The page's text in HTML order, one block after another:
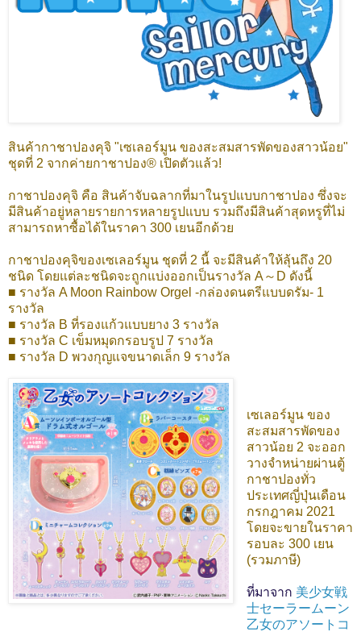
สินค้ากาชาปองคุจิ "เซเลอร์มูน ของสะสมสารพัดของสาวน้อย"
ชุดที่ 2 จากค่ายกาชาปอง® เปิดตัวแล้ว!
กาชาปองคุจิ คือ สินค้าจับฉลากที่มาในรูปแบบกาชาปอง ซึ่งจะ
มีสินค้าอยู่หลายรายการหลายรูปแบบ รวมถึงมีสินค้าสุดหรูที่ไม่
สามารถหาซื้อได้ในราคา 300 เยนอีกด้วย
กาชาปองคุจิของเซเลอร์มูน ชุดที่ 2 นี้ จะมีสินค้าให้ลุ้นถึง 20
ชนิด โดยแต่ละชนิดจะถูกแบ่งออกเป็นรางวัล A～D ดังนี้
■ รางวัล A Moon Rainbow Orgel -กล่องดนตรีแบบดรัม- 1
รางวัล
■ รางวัล B ที่รองแก้วแบบยาง 3 รางวัล
■ รางวัล C เข็มหมุดกรอบรูป 7 รางวัล
■ รางวัล D พวงกุญแจขนาดเล็ก 9 รางวัล
เซเลอร์มูน ของ
สะสมสารพัดของ
สาวน้อย 2 จะออก
วางจำหน่ายผ่านตู้
กาชาปองทั่ว
ประเทศญี่ปุ่นเดือน
กรกฎาคม 2021
โดยจะขายในราคา
รอบละ 300 เยน
(รวมภาษี)
ที่มาจาก 美少女戦
士セーラームーン
乙女のアソートコ